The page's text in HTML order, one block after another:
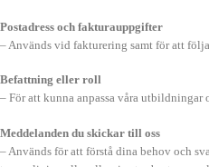
Postadress och fakturauppgifter
– Används vid fakturering samt för att
Befattning eller roll
– För att kunna anpassa våra utbildningar
Meddelanden du skickar till oss
– Används för att förstå dina behov och